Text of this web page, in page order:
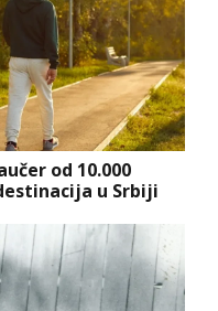
od 10.000
u Srbiji